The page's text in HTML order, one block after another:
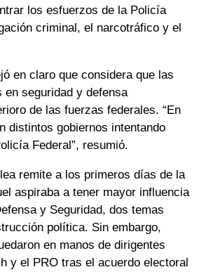
los esfuerzos de la Policía
criminal, el narcotráfico y el
en claro que considera que las
en seguridad y defensa
de las fuerzas federales. “En
distintos gobiernos intentando
Federal”, resumió.
remite a los primeros días de la
aspiraba a tener mayor influencia
y Seguridad, dos temas
política. Sin embargo,
en manos de dirigentes
y el PRO tras el acuerdo electoral